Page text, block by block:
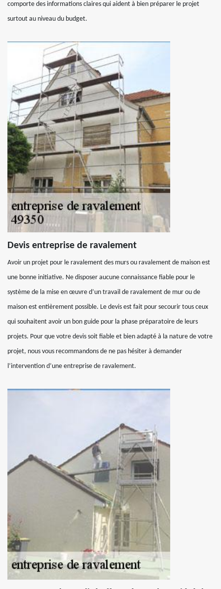
comporte des informations claires qui aident à bien préparer le projet
surtout au niveau du budget.
Devis entreprise de ravalement
Avoir un projet pour le ravalement des murs ou ravalement de maison est
une bonne initiative. Ne disposer aucune connaissance fiable pour le
système de la mise en œuvre d’un travail de ravalement de mur ou de
maison est entièrement possible. Le devis est fait pour secourir tous ceux
qui souhaitent avoir un bon guide pour la phase préparatoire de leurs
projets. Pour que votre devis soit fiable et bien adapté à la nature de votre
projet, nous vous recommandons de ne pas hésiter à demander
l’intervention d’une entreprise de ravalement.